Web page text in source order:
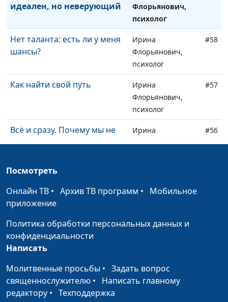
идеален, но неверующий
Флорьянович,
психолог
Нет таланта: есть ли у меня
шансы?
Ирина
Флорьянович,
психолог
#58
Как найти свой путь
Ирина
Флорьянович,
психолог
#57
Всё и сразу. Почему мы не
хотим платить?
Ирина
Флорьянович,
#56
Как сохранить веру в
светском коллективе
Флорьянович,
Никто никому ничего не
должен. Так ли это?
Ирина
Я не верю в Бога. Со мной
что - то не так?
Ирина
Флорьянович,
Посмотреть
Онлайн ТВ • Архив ТВ программ • Мобильное
приложение
Политика обработки персональных данных и
конфиденциальности
Написать
Молитвенные просьбы • Задать вопрос
священнослужителю • Написать главному
редактору • Техподдержка